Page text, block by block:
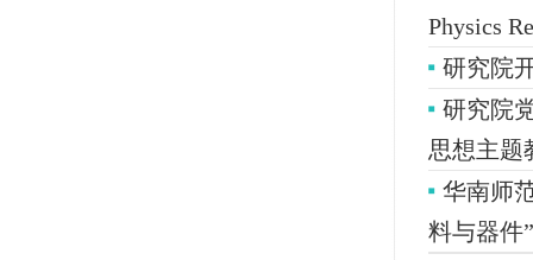
Physics
研究院
研究院
思想主题
华南师
料与器件